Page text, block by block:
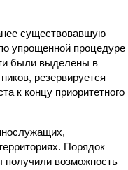
существовавшую
упрощенной процедуре
были выделены в
резервируется
к концу приоритетного
Порядок
получили возможность